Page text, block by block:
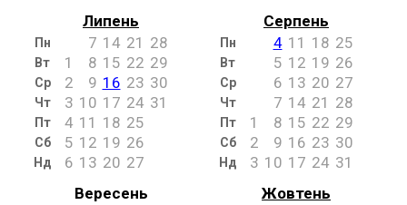
Липень
Пн 7 14 21 28
Вт 1 8 15 22 29
Ср 2 9 16 23 30
Чт 3 10 17 24 31
Пт 4 11 18 25
Сб 5 12 19 26
Нд 6 13 20 27
Серпень
Пн 4 11 18 25
Вт 5 12 19 26
Ср 6 13 20 27
Чт 7 14 21 28
Пт 1 8 15 22 29
Сб 2 9 16 23 30
Нд 3 10 17 24 31
Вересень
Жовтень